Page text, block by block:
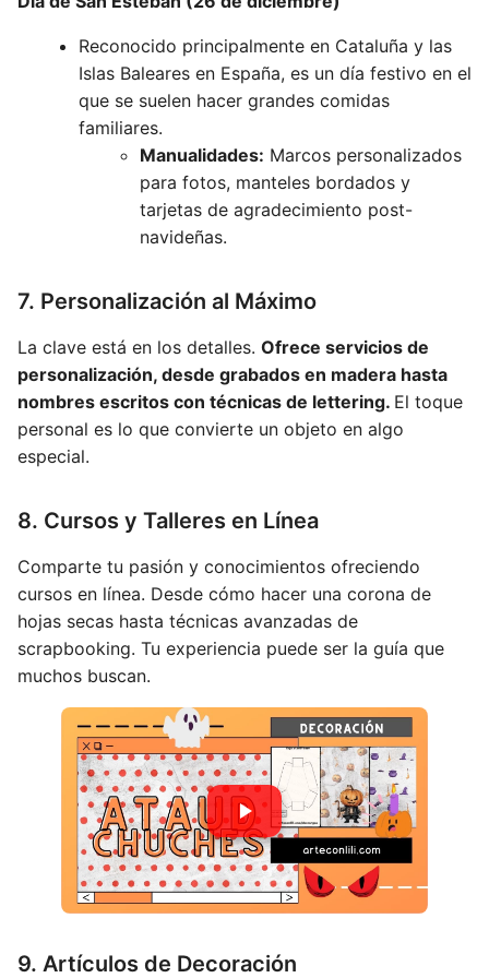
Reconocido principalmente en Cataluña y las
Islas Baleares en España, es un día festivo en el
que se suelen hacer grandes comidas
familiares.
Manualidades: Marcos personalizados
para fotos, manteles bordados y
tarjetas de agradecimiento post-
navideñas.
7. Personalización al Máximo
La clave está en los detalles. Ofrece servicios de
personalización, desde grabados en madera hasta
nombres escritos con técnicas de lettering. El toque
personal es lo que convierte un objeto en algo
especial.
8. Cursos y Talleres en Línea
Comparte tu pasión y conocimientos ofreciendo
cursos en línea. Desde cómo hacer una corona de
hojas secas hasta técnicas avanzadas de
scrapbooking. Tu experiencia puede ser la guía que
muchos buscan.
9. Artículos de Decoración